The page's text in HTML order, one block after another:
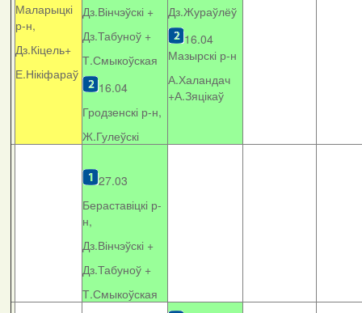
Маларыцкі
р-н,
Дз.Кіцель+
Е.Нікіфараў
Дз.Вінчэўскі +
Дз.Табуноў +
Т.Смыкоўская
16.04
Гродзенскі р-н,
Ж.Гулеўскі
Дз.Жураўлёў
16.04
Мазырскі р-н
А.Халандач
+А.Зяцікаў
27.03
Бераставіцкі р-
н,
Дз.Вінчэўскі +
Дз.Табуноў +
Т.Смыкоўская